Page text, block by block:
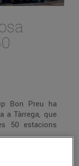
Bon Preu ha
50 estacions
de qualitat